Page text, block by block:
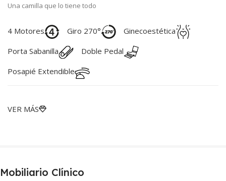
Una camilla que lo tiene todo
4 Motores Giro 270°
Ginecoestética
Porta Sabanilla
Doble Pedal
Posapié Extendible
VER MÁS
Mobiliario Clínico